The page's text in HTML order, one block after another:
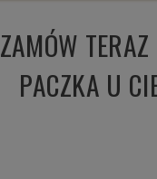
ZAMÓW
PACZKA U